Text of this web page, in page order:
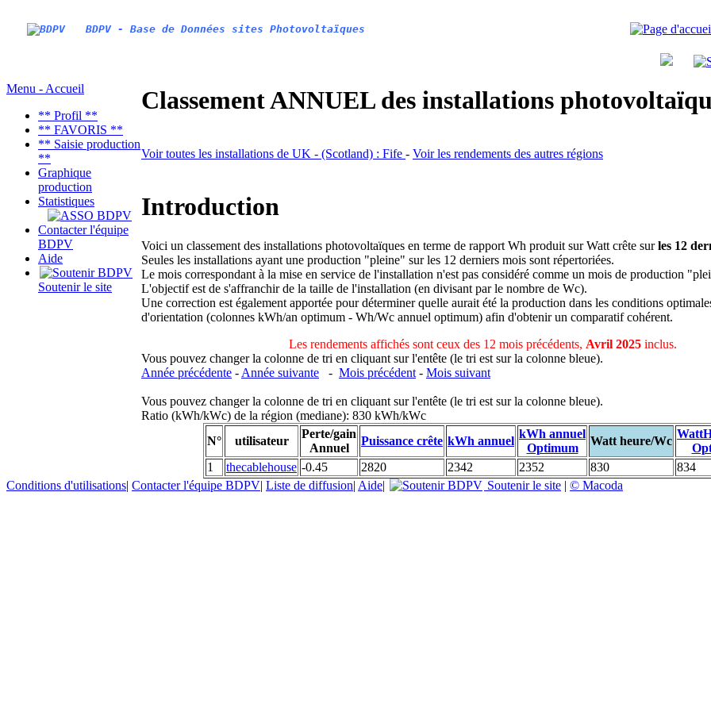
BDPV - Base de Données sites Photovoltaïques
Menu - Accueil
** Profil **
** FAVORIS **
** Saisie production
**
Graphique
production
Statistiques
Contacter l'équipe
BDPV
Aide
Soutenir le site
Classement ANNUEL des installations
Voir toutes les installations de UK - (Scotland) : Fife - Voir les rendements des autres régions
Introduction
Voici un classement des installations photovoltaïques en terme de rapport Wh produit sur Watt crête surles 12
Seules les installations ayant une production "pleine" sur les 12 derniers mois sont répertoriées.
Le mois correspondant à la mise en service de l'installation n'est pas considéré comme un mois de production
L'objectif est de s'affranchir de la taille de l'installation (en divisant par le nombre de Wc).
Une correction est également apportée pour déterminer quelle aurait été la production dans les conditions
d'orientation (colonnes kWh/an optimum - Wh/Wc annuel optimum) afin d'obtenir un comparatif cohérent.
Les rendements affichés sont ceux des 12 mois précédents, Avril 2025inclus.
Vous pouvez changer la colonne de tri en cliquant sur l'entête (le tri est sur la colonne bleue).
Année précédente - Année suivante - Mois précédent - Mois suivant
Vous pouvez changer la colonne de tri en cliquant sur l'entête (le tri est sur la colonne bleue).
Ratio (kWh/kWc) de la région (mediane): 830 kWh/kWc
N°
utilisateur
Perte/gain
Annuel
Puissance crête kWh annuel
kWh annuel
Optimum
Watt heure/Wc
1
thecablehouse -0.45 2820 2342 2352 830
834
Conditions d'utilisations| Contacter l'équipe BDPV| Liste de diffusion| Aide| Soutenir le site | © Macoda